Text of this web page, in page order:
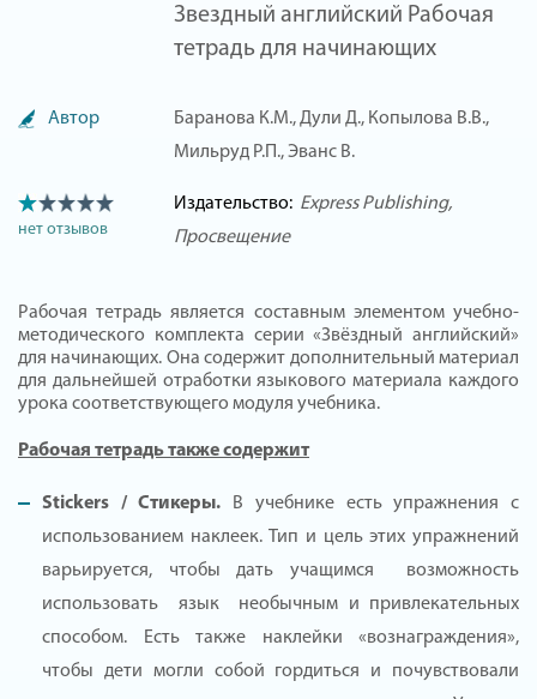
Звездный английский Рабочая
тетрадь для начинающих
Автор
Баранова К.М., Дули Д., Копылова В.В.,
Мильруд Р.П., Эванс В.
нет отзывов
Издательство: Express Publishing
Просвещение
Рабочая тетрадь является составным элементом учебно-
методического комплекта серии «Звёздный английский»
для начинающих. Она содержит дополнительный материал
для дальнейшей отработки языкового материала каждого
урока соответствующего модуля учебника.
Рабочая тетрадь также содержит
Stickers / Стикеры. В учебнике есть упражнения с
использованием наклеек. Тип и цель этих упражнений
варьируется, чтобы дать учащимся возможность
использовать язык необычным и привлекательных
способом. Есть также наклейки «вознаграждения»,
чтобы дети могли собой гордиться и почувствовали